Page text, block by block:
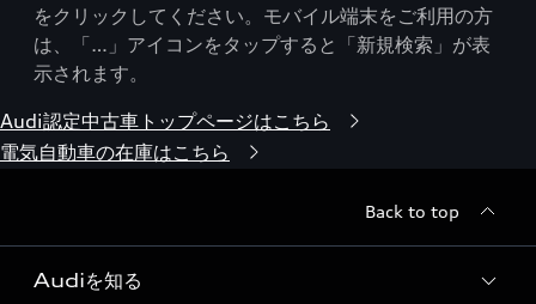
をクリックしてください。モバイル端末をご利用の方
は、「…」アイコンをタップすると「新規検索」が表
示されます。
Audi認定中古車トップページはこちら
電気自動車の在庫はこちら
Back to top
Audiを知る